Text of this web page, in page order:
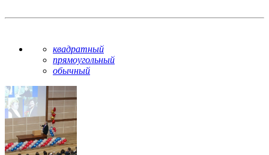
квадратный
прямоугольный
обычный